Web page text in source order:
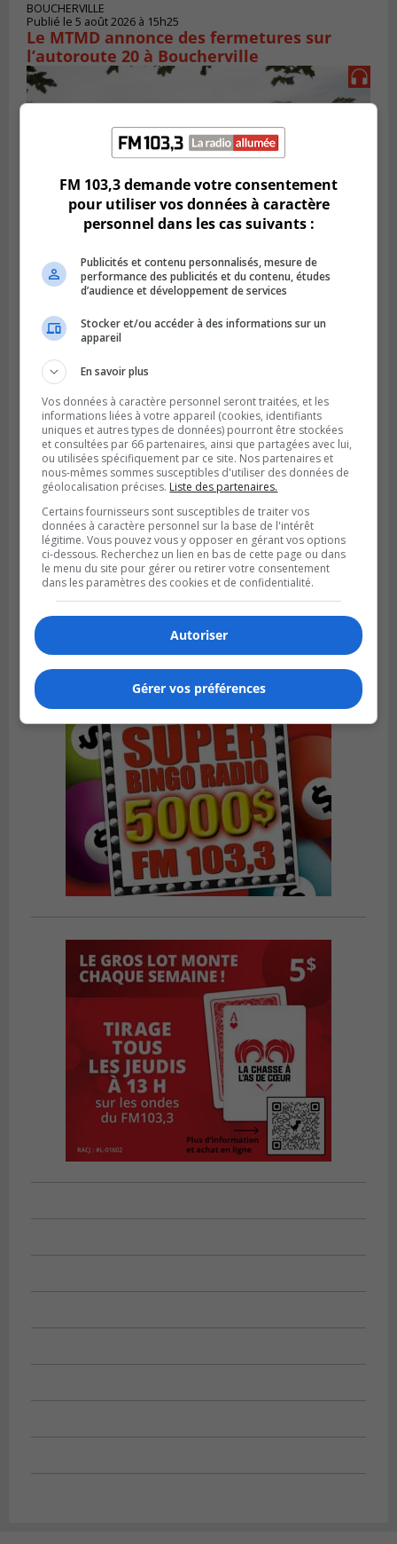
BOUCHERVILLE
Publié le 5 août 2026 à 15h25
Le MTMD annonce des fermetures sur
l’autoroute 20 à Boucherville
VIEUX-LONGUEUIL
Le RTL dévoile sa nouvelle flotte de
transport adapté
BROSSARD
Publié le 31 juillet 2026 à 12h00
Le transport à la demande du RTL prend
de l’expansion à Brossard
FM 103,3 demande votre consentement
pour utiliser vos données à caractère
personnel dans les cas suivants :
Publicités et contenu personnalisés, mesure de
performance des publicités et du contenu, études
d’audience et développement de services
Stocker et/ou accéder à des informations sur un
appareil
En savoir plus
Vos données à caractère personnel seront traitées, et les
informations liées à votre appareil (cookies, identifiants
uniques et autres types de données) pourront être stockées
et consultées par 66 partenaires, ainsi que partagées avec lui,
ou utilisées spécifiquement par ce site. Nos partenaires et
nous-mêmes sommes susceptibles d'utiliser des données de
géolocalisation précises. Liste des partenaires.
Certains fournisseurs sont susceptibles de traiter vos
données à caractère personnel sur la base de l'intérêt
légitime. Vous pouvez vous y opposer en gérant vos options
ci-dessous. Recherchez un lien en bas de cette page ou dans
le menu du site pour gérer ou retirer votre consentement
dans les paramètres des cookies et de confidentialité.
Autoriser
Gérer vos préférences